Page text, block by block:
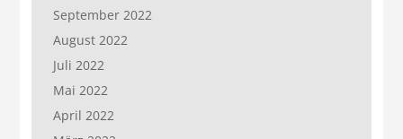
September 2022
August 2022
Juli 2022
Mai 2022
April 2022